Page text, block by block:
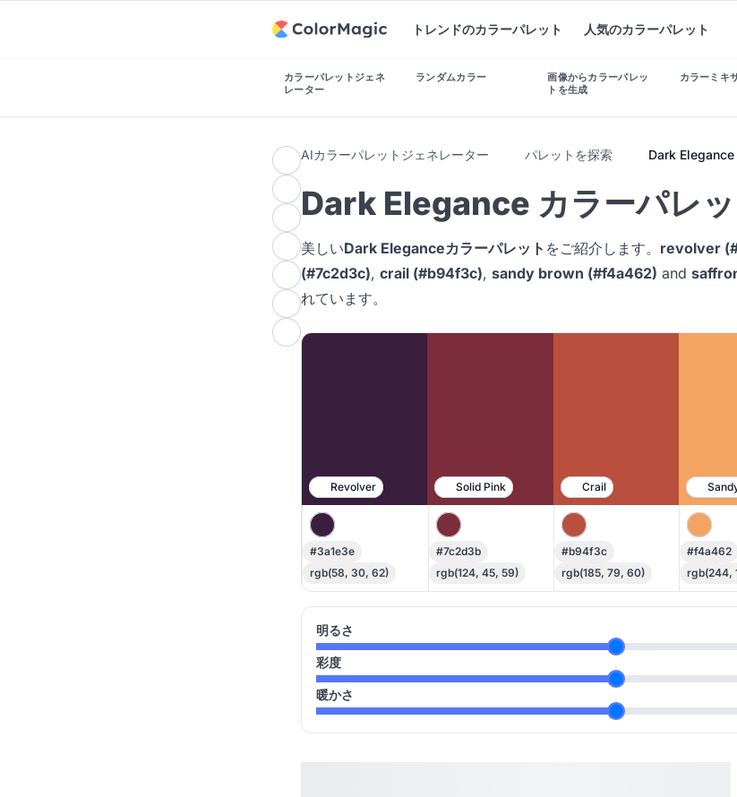
トレンドのカラーパレット 人気のカラーパレット
カラーパレットジェネ
レーター
ランダムカラー
画像からカラーパレッ
トを生成
カラーミキ
AIカラーパレットジェネレーター パレットを探索 Dark Elegance
Dark Elegance カラーパレッ
美しいDark Eleganceカラーパレット をご紹介します。 revolver
(#7c2d3c), crail (#b94f3c), sandy brown (#f4a462) and
れています。
Revolver Solid Pink Crail
#3a1e3e
rgb(58, 30, 62)
#7c2d3b
rgb(124, 45, 59)
#b94f3c
rgb(185, 79, 60)
#f4a462
rgb(244,
明るさ
彩度
暖かさ